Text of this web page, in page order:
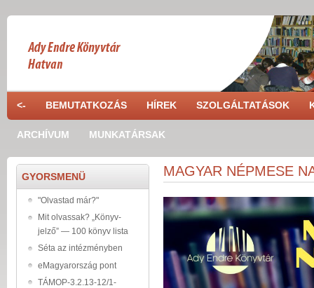
<- BEMUTATKOZÁS HÍREK SZOLGÁLTATÁSOK
ARCHÍVUM MUNKATÁRSAK
MAGYAR NÉPMESE
GYORSMENÜ
"Olvastad már?"
Mit olvassak? „Könyv-
jelző” — 100 könyv lista
Séta az intézményben
eMagyarország pont
TÁMOP-3.2.13-12/1-